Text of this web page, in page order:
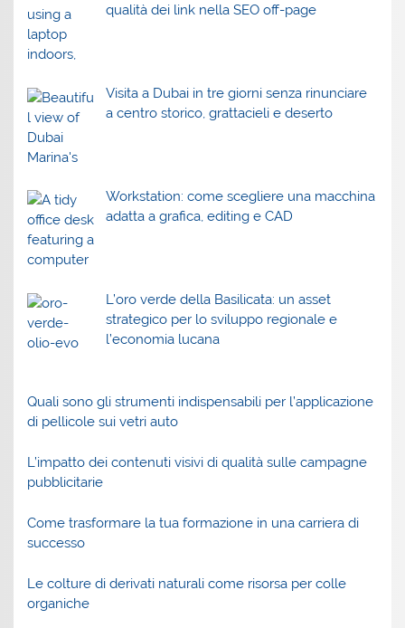
qualità dei link nella SEO off-page
Visita a Dubai in tre giorni senza rinunciare
a centro storico, grattacieli e deserto
Workstation: come scegliere una macchina
adatta a grafica, editing e CAD
L’oro verde della Basilicata: un asset
strategico per lo sviluppo regionale e
l’economia lucana
Quali sono gli strumenti indispensabili per l’applicazione
di pellicole sui vetri auto
L’impatto dei contenuti visivi di qualità sulle campagne
pubblicitarie
Come trasformare la tua formazione in una carriera di
successo
Le colture di derivati naturali come risorsa per colle
organiche